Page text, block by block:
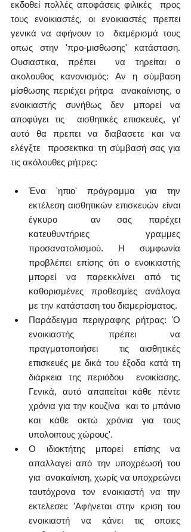
εκδοθεί πολλές αποφάσεις φιλικές  προς
τους ενοικιαστές, οι ενοικιαστές πρεπει
γενικά να αφήνουν το  διαμέρισμά τους
οπως στην 'προ-μισθωσης' κατάσταση.
Ουσιαστικα, πρέπει  να τηρείται ο
ακολουθος κανονισμός: Αν η σύμβαση
μίσθωσης περιέχει ρήτρα  ανακαίνισης, ο
ενοικιαστής συνήθως δεν μπορεί να
αποφύγει τις  αισθητικές επισκευές, γι'
αυτό θα πρεπει να διαβασετε και να
ελέγξτε  προσεκτικα τη σύμβασή σας για
τις ακόλουθες ρήτρες:
Ένα 'ηπιο' πρόγραμμα για την
εκτέλεση αισθητικών επισκευών είναι
έγκυρο  αν σας παρέχει
κατευθυντήριες γραμμες
προσανατολισμού. Η συμφωνία
προβλέπει επίσης ότι ο ενοικιαστής
μπορεί να παρεκκλίνει από τις
καθορισμένες προθεσμίες ανάλογα
με την κατάσταση του διαμερίσματος.
Παράδειγμα περιγραφης ρήτρας: 'Ο
ενοικιαστής πρέπει να
πραγματοποιήσει  τις αισθητικές
επισκευές με δικά του έξοδα κατά τη
διάρκεια της περιόδου  ενοικίασης.
Γενικά, αυτό απαιτείται κάθε πέντε
χρόνια για την κουζίνα  και το μπάνιο
και κάθε οκτώ χρόνια για τους
υπολοιπους χώρους'.
Ο ιδιοκτήτης μπορεί επίσης να
απαλλαγεί από την υποχρέωσή του
για  ανακαίνιση, χωρίς να υποχρεώνει
ταυτόχρονα τον ενοικιαστή να την
εκτελεσει: 'Αφήνεται στην κριση του
ενοικιαστή να κάνει τις οποιες